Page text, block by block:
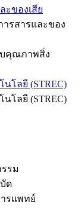
ะของเสีย
ารสารและของ
คุณภาพสิ่ง
โลยี (STREC)
โลยี (STREC)
รม
ด
รแพทย์